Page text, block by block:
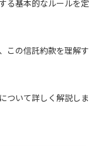
る基本的なルールを定
この信託約款を理解す
ついて詳しく解説しま